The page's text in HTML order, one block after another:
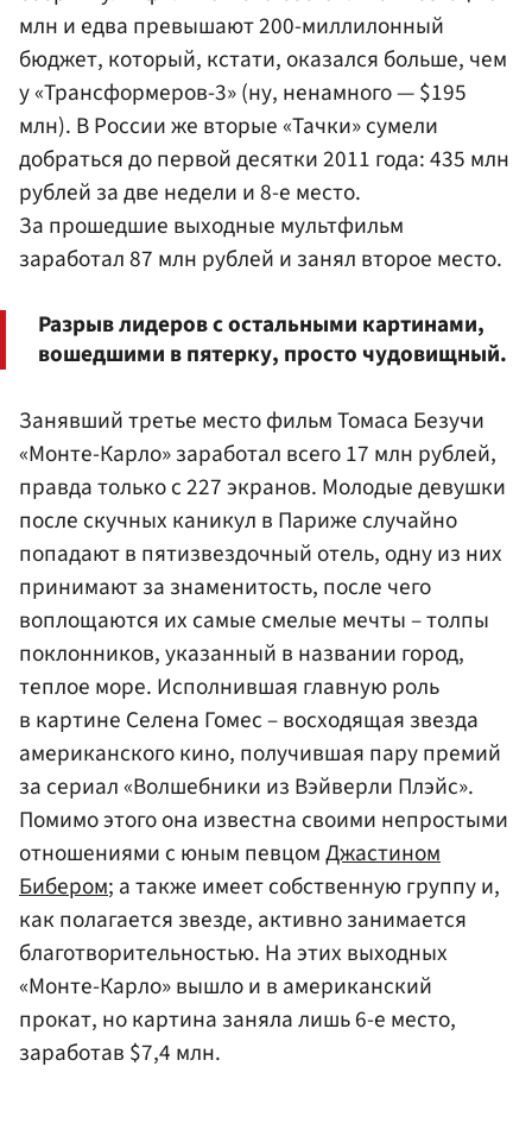
млн и едва превышают 200-миллилонный
бюджет, который, кстати, оказался больше, чем
у «Трансформеров-3» (ну, ненамного — $195
млн). В России же вторые «Тачки» сумели
добраться до первой десятки 2011 года: 435 млн
рублей за две недели и 8-е место.
За прошедшие выходные мультфильм
заработал 87 млн рублей и занял второе место.
Разрыв лидеров с остальными картинами,
вошедшими в пятерку, просто чудовищный.
Занявший третье место фильм Томаса Безучи
«Монте-Карло» заработал всего 17 млн рублей,
правда только с 227 экранов. Молодые девушки
после скучных каникул в Париже случайно
попадают в пятизвездочный отель, одну из них
принимают за знаменитость, после чего
воплощаются их самые смелые мечты – толпы
поклонников, указанный в названии город,
теплое море. Исполнившая главную роль
в картине Селена Гомес – восходящая звезда
американского кино, получившая пару премий
за сериал «Волшебники из Вэйверли Плэйс».
Помимо этого она известна своими непростыми
отношениями с юным певцомДжастином
Бибером; а также имеет собственную группу и,
как полагается звезде, активно занимается
благотворительностью. На этих выходных
«Монте-Карло» вышло и в американский
прокат, но картина заняла лишь 6-е место,
заработав $7,4 млн.